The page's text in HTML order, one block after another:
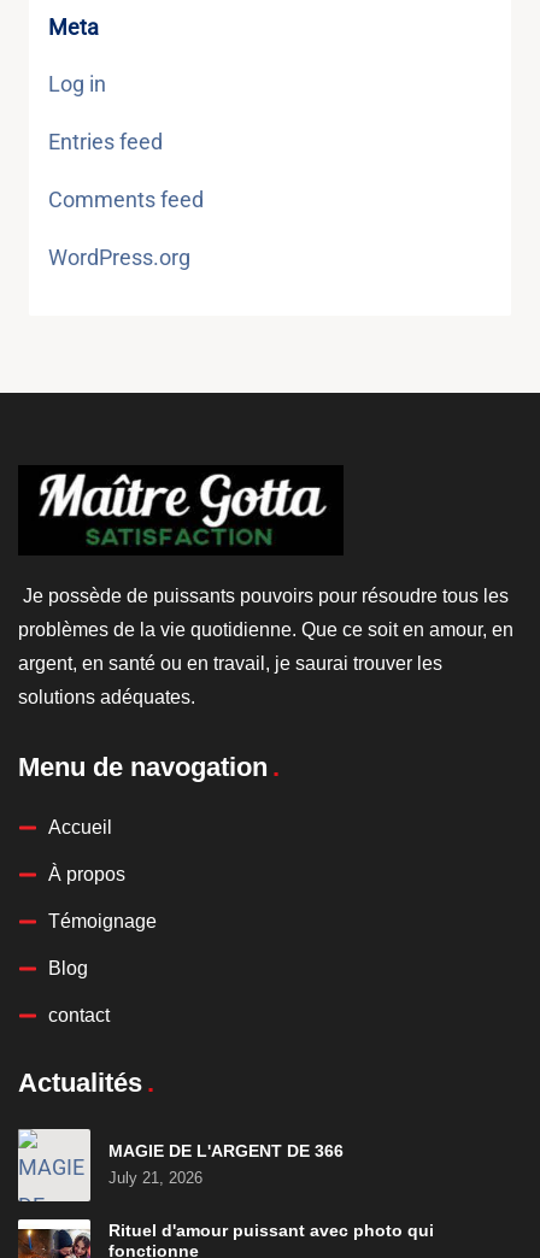
Meta
Log in
Entries feed
Comments feed
WordPress.org
Je possède de puissants pouvoirs pour résoudre tous les
problèmes de la vie quotidienne. Que ce soit en amour, en
argent, en santé ou en travail, je saurai trouver les
solutions adéquates.
Menu de navogation
Accueil
À propos
Témoignage
Blog
contact
Actualités
MAGIE DE L'ARGENT DE 366
July 21, 2026
Rituel d'amour puissant avec photo qui
fonctionne